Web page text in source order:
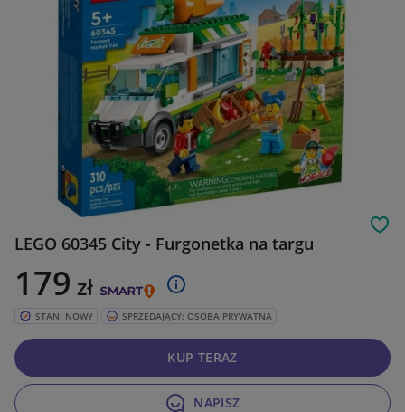
LEGO 60345 City - Furgonetka na targu
179 zł
STAN: NOWY SPRZEDAJĄCY: OSOBA PRYWATNA
NAPISZ
KUP TERAZ